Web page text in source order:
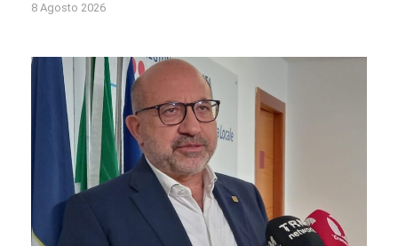
8 Agosto 2026